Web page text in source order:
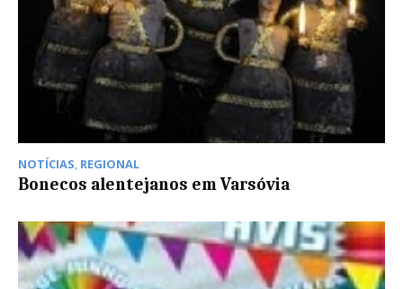
NOTÍCIAS, REGIONAL
Bonecos alentejanos em Varsóvia